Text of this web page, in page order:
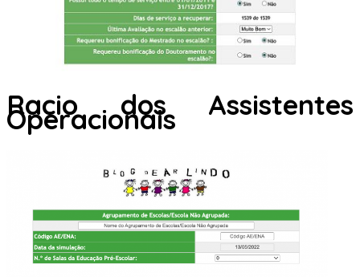
Racio dos Assistentes
Operacionais